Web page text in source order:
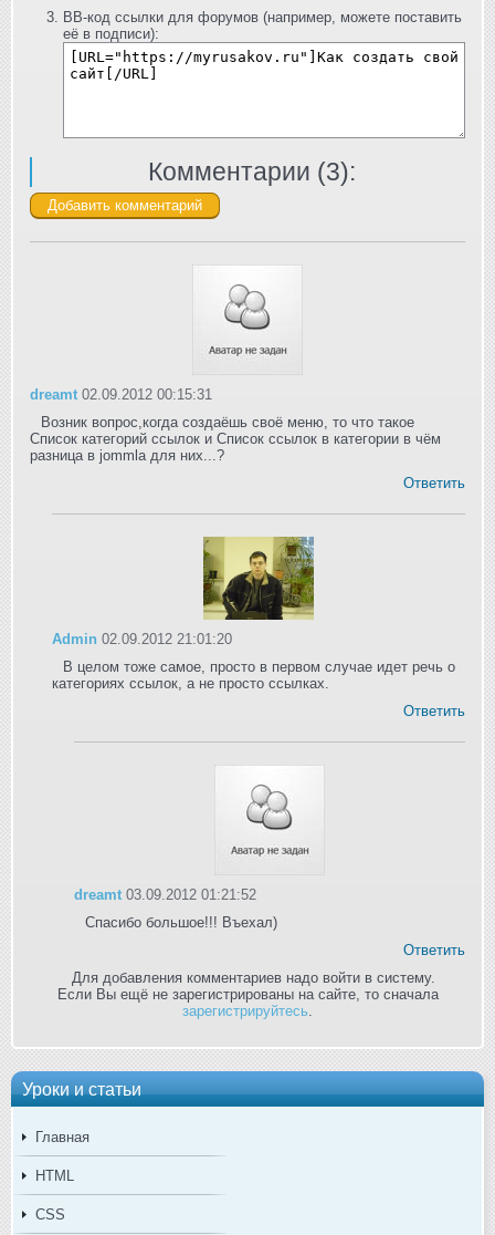
Уроки и статьи
Главная
HTML
CSS
BB-код ссылки для форумов (например, можете поставить
её в подписи):
Комментарии (3):
dreamt 02.09.2012 00:15:31
Возник вопрос,когда создаёшь своё меню, то что такое
Список категорий ссылок и Список ссылок в категории в чём
разница в jommla для них...?
Ответить
Admin 02.09.2012 21:01:20
В целом тоже самое, просто в первом случае идет речь о
категориях ссылок, а не просто ссылках.
Ответить
dreamt 03.09.2012 01:21:52
Спасибо большое!!! Въехал)
Ответить
Для добавления комментариев надо войти в систему.
Если Вы ещё не зарегистрированы на сайте, то сначала
зарегистрируйтесь